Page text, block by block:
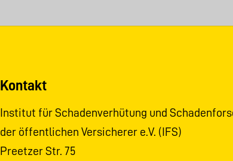
Kontakt
Institut für Schadenverhütung und
der öffentlichen Versicherer e.V. (IFS)
Preetzer Str. 75